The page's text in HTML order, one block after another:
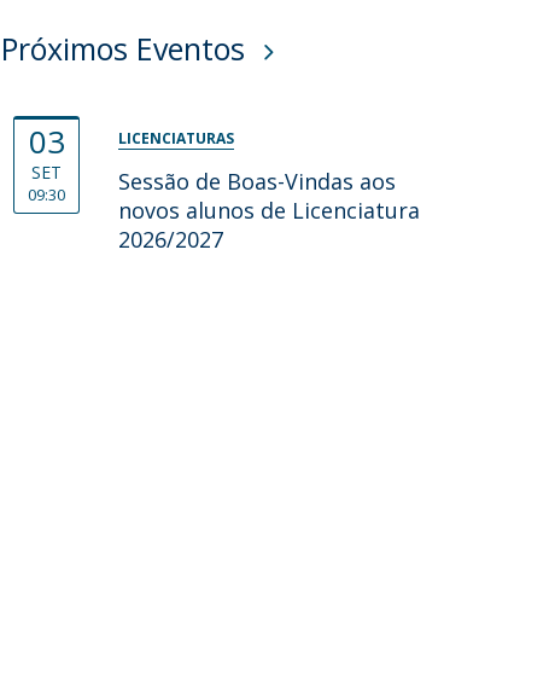
Próximos Eventos
03
SET
09:30
LICENCIATURAS
Sessão de Boas-Vindas aos
novos alunos de Licenciatura
2026/2027